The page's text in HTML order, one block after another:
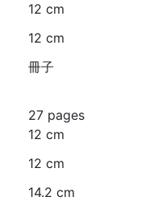
12 cm
12 cm
冊子
27 pages
12 cm
12 cm
14.2 cm